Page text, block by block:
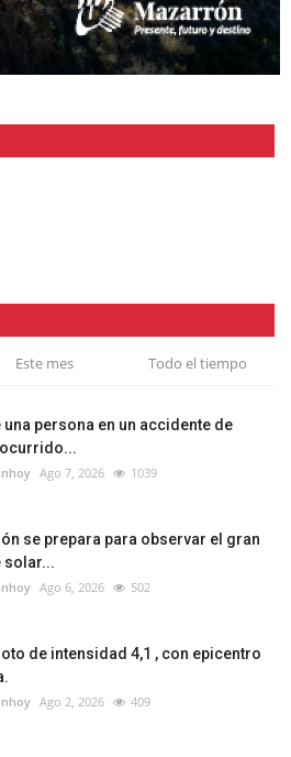
Este mes Todo el tiempo
una persona en un accidente de
Ago 7, 2026 1039
se prepara para observar el gran
solar...
Ago 6, 2026 502
de intensidad 4,1 , con epicentro
Ago 2, 2026 409